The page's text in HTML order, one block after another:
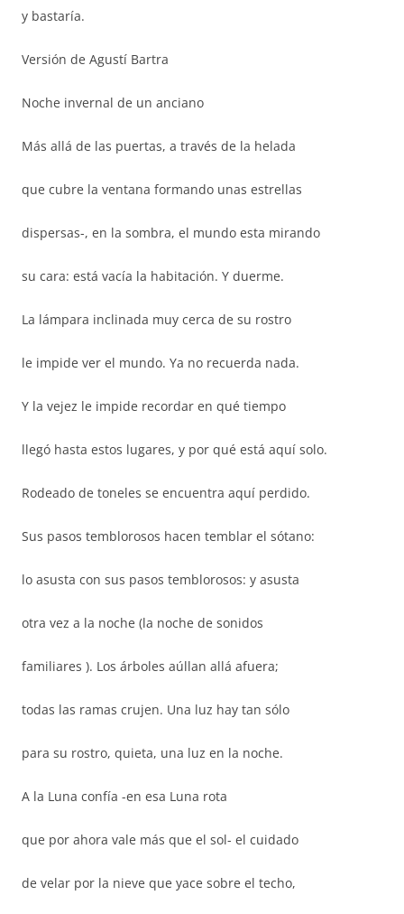
y bastaría.
Versión de Agustí Bartra
Noche invernal de un anciano
Más allá de las puertas, a través de la helada
que cubre la ventana formando unas estrellas
dispersas-, en la sombra, el mundo esta mirando
su cara: está vacía la habitación. Y duerme.
La lámpara inclinada muy cerca de su rostro
le impide ver el mundo. Ya no recuerda nada.
Y la vejez le impide recordar en qué tiempo
llegó hasta estos lugares, y por qué está aquí solo.
Rodeado de toneles se encuentra aquí perdido.
Sus pasos temblorosos hacen temblar el sótano:
lo asusta con sus pasos temblorosos: y asusta
otra vez a la noche (la noche de sonidos
familiares ). Los árboles aúllan allá afuera;
todas las ramas crujen. Una luz hay tan sólo
para su rostro, quieta, una luz en la noche.
A la Luna confía -en esa Luna rota
que por ahora vale más que el sol- el cuidado
de velar por la nieve que yace sobre el techo,